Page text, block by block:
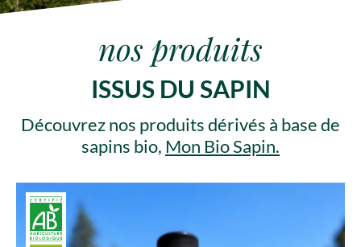
nos produits
ISSUS DU SAPIN
Découvrez nos produits dérivés à base de
sapins bio, Mon Bio Sapin.